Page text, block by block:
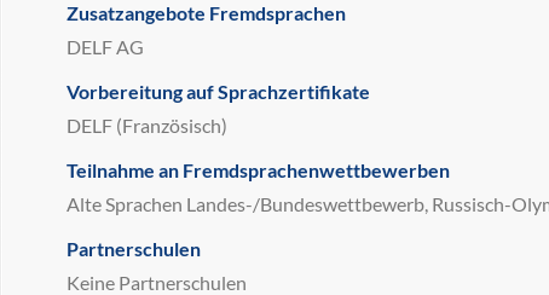
Zusatzangebote Fremdsprachen
DELF AG
Vorbereitung auf Sprachzertifikate
DELF (Französisch)
Teilnahme an Fremdsprachenwettbewerben
Alte Sprachen Landes-/Bundeswettbewerb, Russisch-
Partnerschulen
Keine Partnerschulen